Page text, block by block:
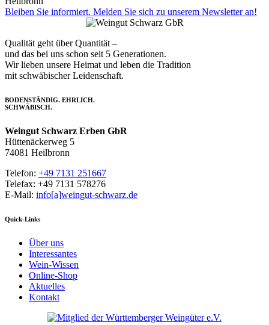
Bleiben Sie informiert. Melden Sie sich zu unserem Newsletter an!
Qualität geht über Quantität –
und das bei uns schon seit 5 Generationen.
Wir lieben unsere Heimat und leben die Tradition
mit schwäbischer Leidenschaft.
BODENSTÄNDIG. EHRLICH.
SCHWÄBISCH.
Weingut Schwarz Erben GbR
Hüttenäckerweg 5
74081 Heilbronn
Telefon: +49 7131 251667
Telefax: +49 7131 578276
E-Mail: info[a]weingut-schwarz.de
Quick-Links
Über uns
Interessantes
Wein-Wissen
Online-Shop
Aktuelles
Kontakt